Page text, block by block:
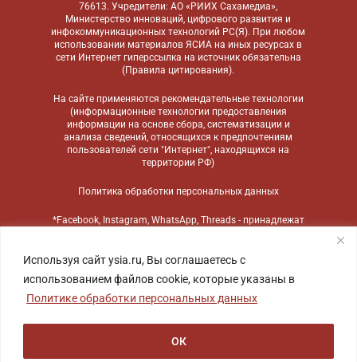
Используя сайт ysia.ru, Вы соглашаетесь с
использованием файлов cookie, которые указаны в
Политике обработки персональных данных
ОК
76613. Учредители: АО «РИИХ Сахамедиа»,
Министерство инноваций, цифрового развития и
инфокоммуникационных технологий РС(Я). При любом
использовании материалов ЯСИА на иных ресурсах в
сети Интернет гиперссылка на источник обязательна
(Правила цитирования).
На сайте применяются рекомендательные технологии
(информационные технологии предоставления
информации на основе сбора, систематизации и
анализа сведений, относящихся к предпочтениям
пользователей сети "Интернет", находящихся на
территории РФ)
Политика обработки персональных данных
*Facebook, Instagram, WhatsApp, Threads - принадлежат